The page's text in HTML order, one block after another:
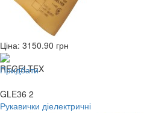
Ціна: 3150.90 грн
Придбати
GLE36 2
Рукавички діелектричні